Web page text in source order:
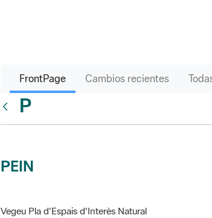
FrontPage Cambios recientes
P
PEIN
Vegeu Pla d'Espais d'Interès Natural